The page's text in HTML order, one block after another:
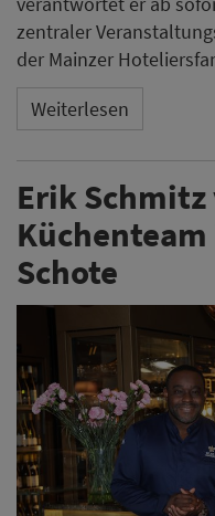
zentraler
der Mainzer
Weiterlesen
Erik
Schote